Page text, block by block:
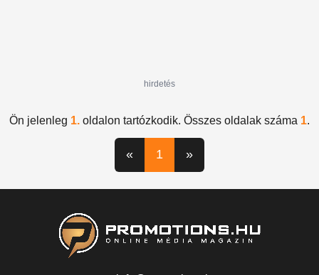
hirdetés
Ön jelenleg 1. oldalon tartózkodik. Összes oldalak száma 1.
« 1 »